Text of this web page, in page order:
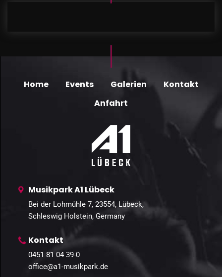
Home Events Galerien
Kontakt
Anfahrt
Musikpark A1 Lübeck
Bei der Lohmühle 7, 23554, Lübeck,
Schleswig Holstein, Germany
Kontakt
0451 81 04 39-0
office@a1-musikpark.de